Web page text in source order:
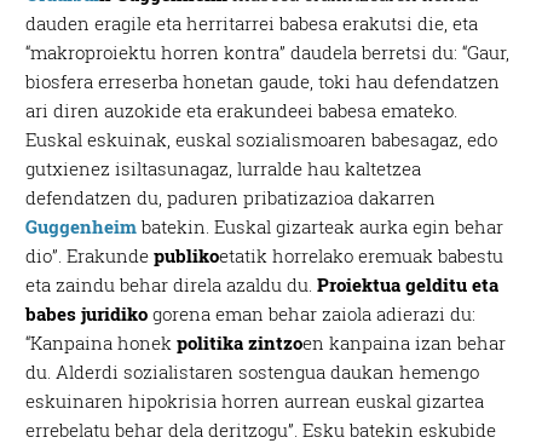
dauden eragile eta herritarrei babesa erakutsi die, eta
“makroproiektu horren kontra” daudela berretsi du: “Gaur,
biosfera erreserba honetan gaude, toki hau defendatzen
ari diren auzokide eta erakundeei babesa emateko.
Euskal eskuinak, euskal sozialismoaren babesagaz, edo
gutxienez isiltasunagaz, lurralde hau kaltetzea
defendatzen du, paduren pribatizazioa dakarren
Guggenheim batekin. Euskal gizarteak aurka egin behar
dio”. Erakundepublikoetatik horrelako eremuak babestu
eta zaindu behar direla azaldu du.Proiektua gelditu eta
babes juridiko gorena eman behar zaiola adierazi du:
“Kanpaina honekpolitika zintzoen kanpaina izan behar
du. Alderdi sozialistaren sostengua daukan hemengo
eskuinaren hipokrisia horren aurrean euskal gizartea
errebelatu behar dela deritzogu”. Esku batekin eskubide